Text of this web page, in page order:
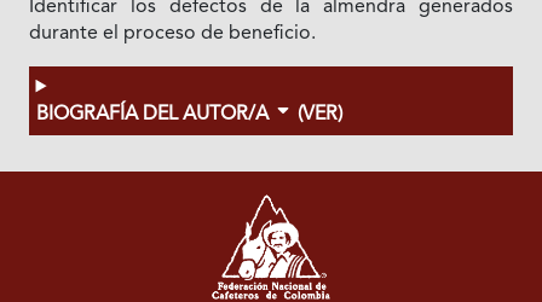
Identificar los defectos de la almendra generados
durante el proceso de beneficio.
BIOGRAFÍA DEL AUTOR/A (VER)